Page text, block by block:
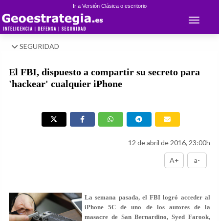
Ir a Versión Clásica o escritorio
Toggle
SEGURIDAD
El FBI, dispuesto a compartir su secreto para
'hackear' cualquier iPhone
12 de abril de 2016, 23:00h
A+ a-
La semana pasada, el FBI logró acceder al
iPhone 5C de uno de los autores de la
masacre de San Bernardino, Syed Farook,